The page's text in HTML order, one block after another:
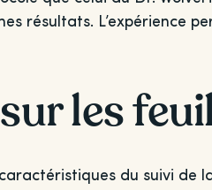
résultats. L’expérience
les
du suivi de